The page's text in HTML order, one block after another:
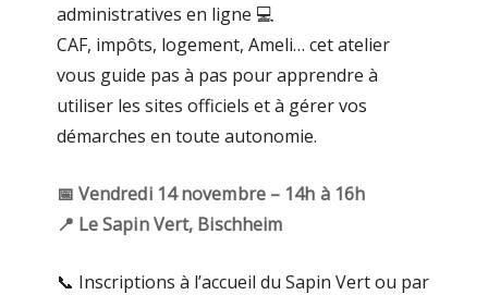
administratives en ligne 💻​
CAF, impôts, logement, Ameli… cet atelier
vous guide pas à pas pour apprendre à
utiliser les sites officiels et à gérer vos
démarches en toute autonomie.
📅 Vendredi 14 novembre – 14h à 16h
📍 Le Sapin Vert, Bischheim
📞 Inscriptions à l’accueil du Sapin Vert ou par